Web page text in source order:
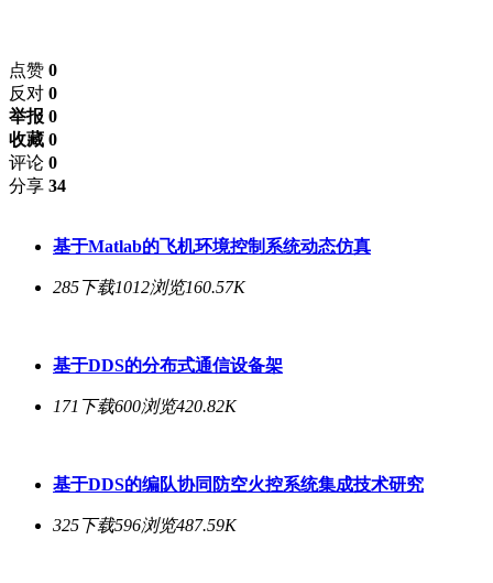
点赞 0
反对 0
举报 0
收藏 0
评论 0
分享 34
基于Matlab的飞机环境控制系统动态仿真
285下载1012浏览160.57K
基于DDS的分布式通信设备架
171下载600浏览420.82K
基于DDS的编队协同防空火控系统集成技术研究
325下载596浏览487.59K